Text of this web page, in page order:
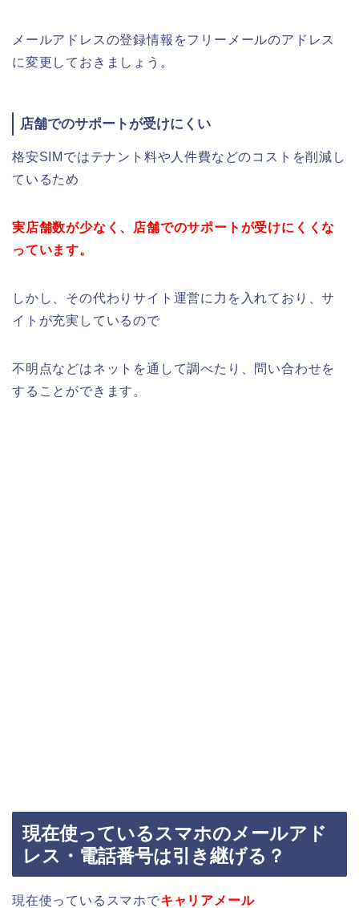
メールアドレスの登録情報をフリーメールのアドレス
に変更しておきましょう。
店舗でのサポートが受けにくい
格安SIMではテナント料や人件費などのコストを削減し
ているため
実店舗数が少なく、店舗でのサポートが受けにくくな
っています。
しかし、その代わりサイト運営に力を入れており、サ
イトが充実しているので
不明点などはネットを通して調べたり、問い合わせを
することができます。
現在使っているスマホのメールアド
レス・電話番号は引き継げる？
現在使っているスマホでキャリアメール